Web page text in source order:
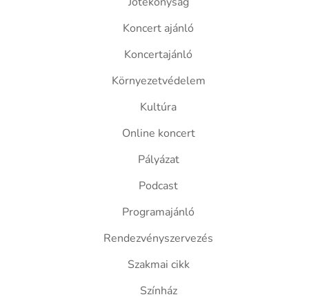
Koncert ajánló
Koncertajánló
Környezetvédelem
Kultúra
Online koncert
Pályázat
Podcast
Programajánló
Rendezvényszervezés
Szakmai cikk
Színház